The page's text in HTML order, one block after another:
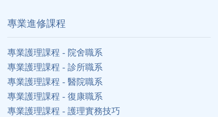
專業進修課程
專業護理課程 - 院舍職系
專業護理課程 - 診所職系
專業護理課程 - 醫院職系
專業護理課程 - 復康職系
專業護理課程 - 護理實務技巧